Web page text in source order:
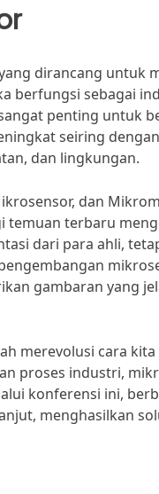
dirancang untuk
berfungsi sebagai
penting untuk
seiring
dan lingkungan.
dan
temuan terbaru
dari para ahli,
gambaran yang
merevolusi cara
proses industri,
konferensi ini,
menghasilkan